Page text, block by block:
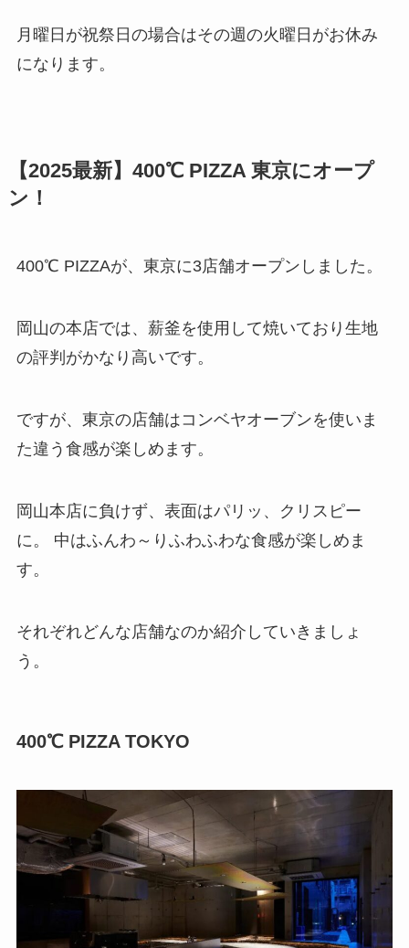
月曜日が祝祭日の場合はその週の火曜日がお休み
になります。
【2025最新】400℃ PIZZA 東京にオープ
ン！
400℃ PIZZAが、東京に3店舗オープンしました。
岡山の本店では、薪釜を使用して焼いており生地
の評判がかなり高いです。
ですが、東京の店舗はコンベヤオーブンを使いま
た違う食感が楽しめます。
岡山本店に負けず、表面はパリッ、クリスピー
に。 中はふんわ～りふわふわな食感が楽しめま
す。
それぞれどんな店舗なのか紹介していきましょ
う。
400℃ PIZZA TOKYO